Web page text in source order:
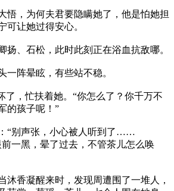
，为何夫君要隐瞒她了，他是怕她担
可让她过得安心。
、石松，此时此刻正在浴血抗敌哪。
阵晕眩，有些站不稳。
，忙扶着她。“你怎么了？你千万不
的孩子呢！”
别声张，小心被人听到了……
一黑，晕了过去，不管茶儿怎么唤
香凝醒来时，发现周遭围了一堆人，